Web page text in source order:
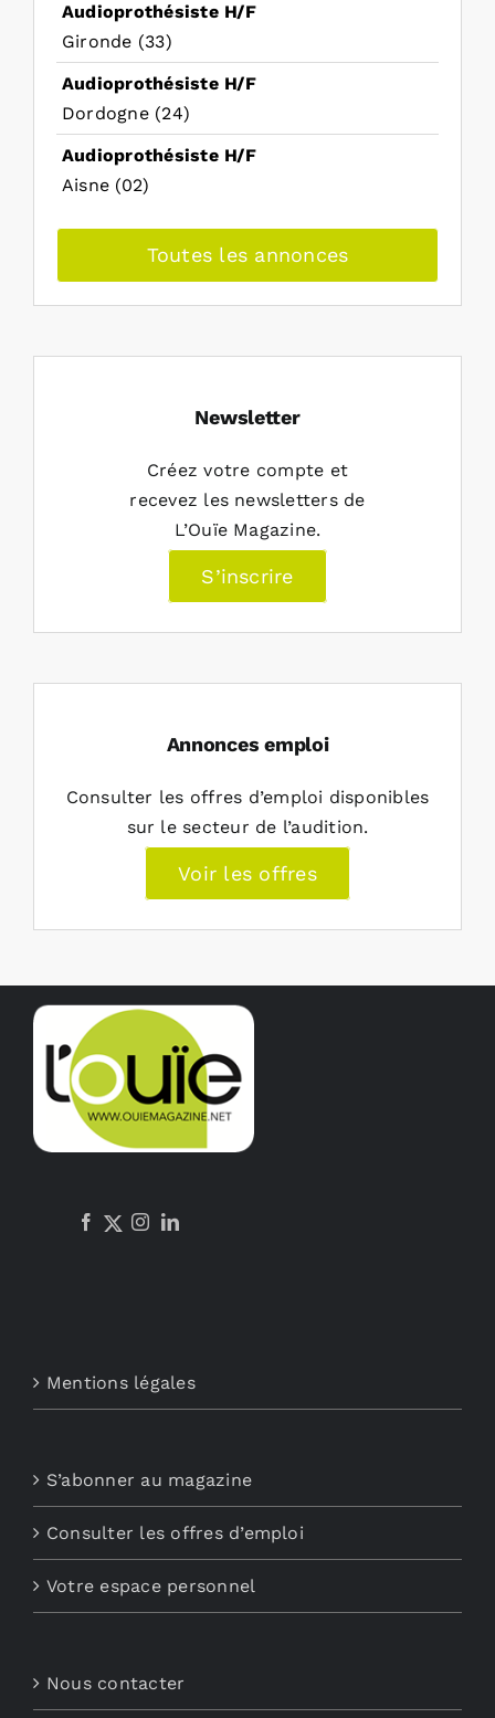
Audioprothésiste H/F
Gironde (33)
Audioprothésiste H/F
Dordogne (24)
Audioprothésiste H/F
Aisne (02)
Toutes les annonces
Newsletter
Créez votre compte et
recevez les newsletters de
L’Ouïe Magazine.
S’inscrire
Annonces emploi
Consulter les offres d’emploi disponibles
sur le secteur de l’audition.
Voir les offres
Mentions légales
S’abonner au magazine
Consulter les offres d’emploi
Votre espace personnel
Nous contacter